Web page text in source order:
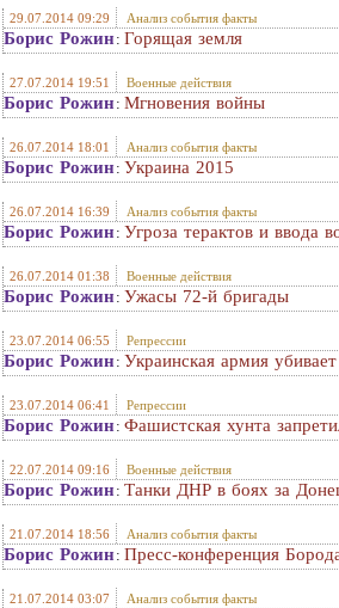
29.07.2014 09:29 Анализ события факты
Борис Рожин: Горящая земля
27.07.2014 19:51 Военные действия
Борис Рожин: Мгновения войны
26.07.2014 18:01 Анализ события факты
Борис Рожин: Украина 2015
26.07.2014 16:39 Анализ события факты
Борис Рожин: Угроза терактов и ввода
26.07.2014 01:38 Военные действия
Борис Рожин: Ужасы 72-й бригады
23.07.2014 06:55 Репрессии
Борис Рожин: Украинская армия
23.07.2014 06:41 Репрессии
Борис Рожин: Фашистская хунта
22.07.2014 09:16 Военные действия
Борис Рожин: Танки ДНР в боях за
21.07.2014 18:56 Анализ события факты
Борис Рожин: Пресс-конференция
21.07.2014 03:07 Анализ события факты